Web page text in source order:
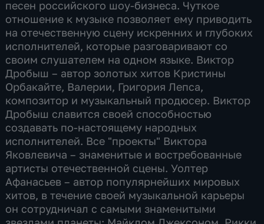
песен российского шоу-бизнеса. Чуткое
отношение к музыке позволяет ему приводить
на отечественную сцену искренних и глубоких
исполнителей, которые разговаривают со
своим слушателем на одном языке. Виктор
Дробыш – автор золотых хитов Кристины
Орбакайте, Валерии, Григория Лепса,
композитор и музыкальный продюсер. Виктор
Дробыш славится своей способностью
создавать по-настоящему народных
исполнителей. Все "проекты" Виктора
Яковлевича – знаменитые и востребованные
артисты отечественной сцены. Уолтер
Афанасьев – автор популярнейших мировых
хитов, в течение своей музыкальной карьеры
он сотрудничал с самыми знаменитыми